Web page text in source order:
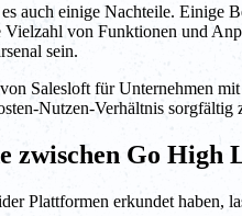
auch einige Nachteile. Einige
von Funktionen und
sein.
Salesloft für Unternehmen
Nutzen-Verhältnis
zwischen Go High
Plattformen erkundet haben,